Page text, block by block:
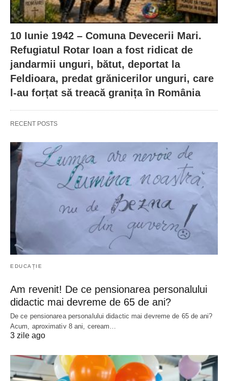
10 Iunie 1942 – Comuna Devecerii Mari.
Refugiatul Rotar Ioan a fost ridicat de
jandarmii unguri, bătut, deportat la
Feldioara, predat grănicerilor unguri, care
l-au forțat să treacă granița în România
RECENT POSTS
EDUCAȚIE
Am revenit! De ce pensionarea personalului
didactic mai devreme de 65 de ani?
De ce pensionarea personalului didactic mai devreme de 65 de ani?
Acum, aproximativ 8 ani, ceream…
3 zile ago